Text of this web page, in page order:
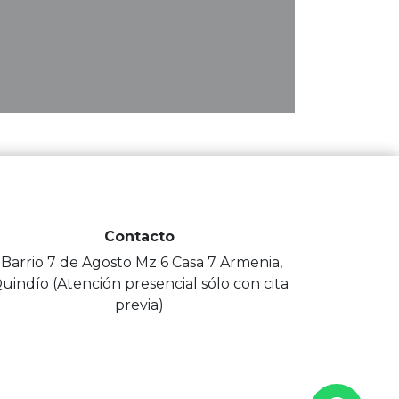
Contacto
7 de Agosto Mz 6 Casa 7 Armenia,
(Atención presencial sólo con cita
previa)